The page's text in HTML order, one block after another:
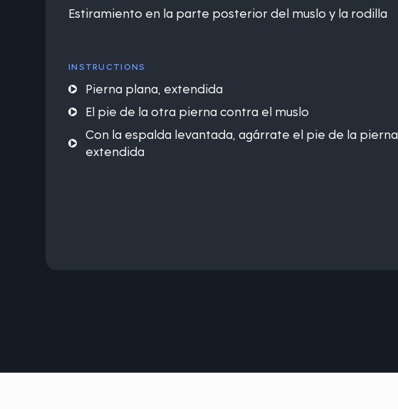
Estiramiento en la parte posterior del muslo y la rodilla
INSTRUCTIONS
Pierna plana, extendida
El pie de la otra pierna contra el muslo
Con la espalda levantada, agárrate el pie de la pierna
extendida